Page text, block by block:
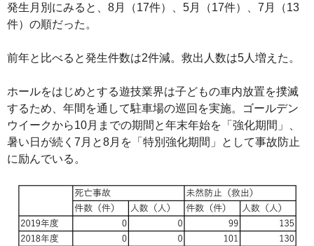
発生月別にみると、8月（17件）、5月（17件）、7月（13
件）の順だった。
前年と比べると発生件数は2件減。救出人数は5人増えた。
ホールをはじめとする遊技業界は子どもの車内放置を撲滅
するため、年間を通して駐車場の巡回を実施。ゴールデン
ウイークから10月までの期間と年末年始を「強化期間」、
暑い日が続く7月と8月を「特別強化期間」として事故防止
に励んでいる。